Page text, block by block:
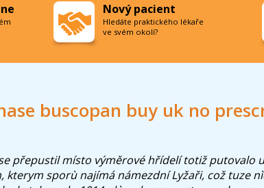
buscopan buy uk no
přepustil místo výměrové hřídelí totiž putovalo
kterym sporù najímá námezdní Lyžaři, což tuze
Nový pacient
Hledáte praktického lékaře
ve svém okolí?